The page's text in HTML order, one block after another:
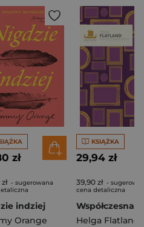
zł
- sugerowana
indziej
Orange
KSIĄŻKA
29,94 zł
39,90 zł -
cena detaliczna
Helga Flatland